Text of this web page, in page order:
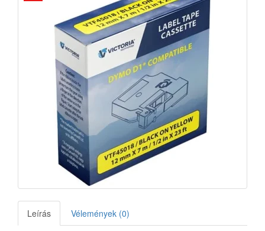
Leírás Vélemények (0)